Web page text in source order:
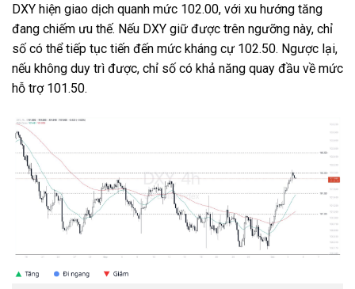
DXY hiện giao dịch quanh mức 102.00, với xu hướng tăng
đang chiếm ưu thế. Nếu DXY giữ được trên ngưỡng này, chỉ
số có thể tiếp tục tiến đến mức kháng cự 102.50. Ngược lại,
nếu không duy trì được, chỉ số có khả năng quay đầu về mức
hỗ trợ 101.50.